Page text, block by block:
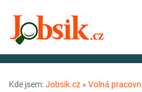
Kde jsem:Jobsik.cz » Volná